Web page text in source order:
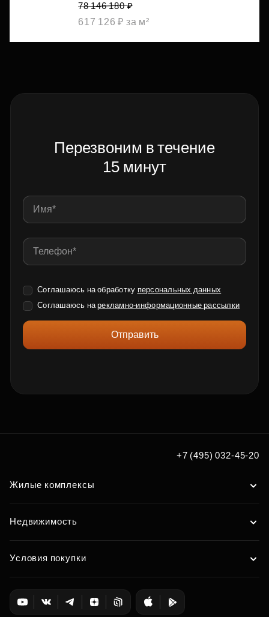
78 146 180 ₽
617 126 ₽ за м²
Перезвоним в течение
15 минут
Соглашаюсь на обработку персональных данных
Соглашаюсь нарекламно-информационные рассылки
Отправить
+7 (495) 032-45-20
Жилые комплексы
Недвижимость
Условия покупки